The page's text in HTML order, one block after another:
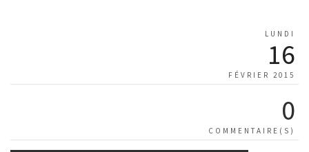
LUNDI
16
FÉVRIER 2015
0
COMMENTAIRE(S)